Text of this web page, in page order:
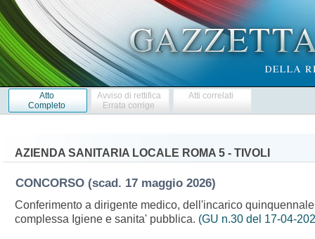
Atto
Completo
Avviso di rettifica
Errata corrige
Atti correlati
AZIENDA SANITARIA LOCALE ROMA 5 - TIVOLI
CONCORSO (scad. 17 maggio 2026)
Conferimento a dirigente medico, dell'incarico
complessa Igiene e sanita' pubblica. (GU n.30 del 17-04-